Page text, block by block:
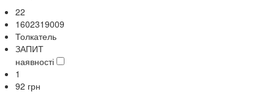
22
1602319009
Толкатель
ЗАПИТ
наявності
1
92 грн